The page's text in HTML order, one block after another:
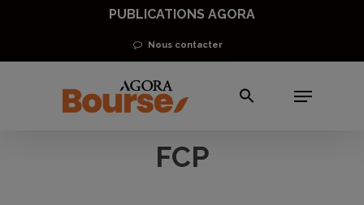
main
PUBLICATIONS AGORA
Nous contacter
Menu
FCP